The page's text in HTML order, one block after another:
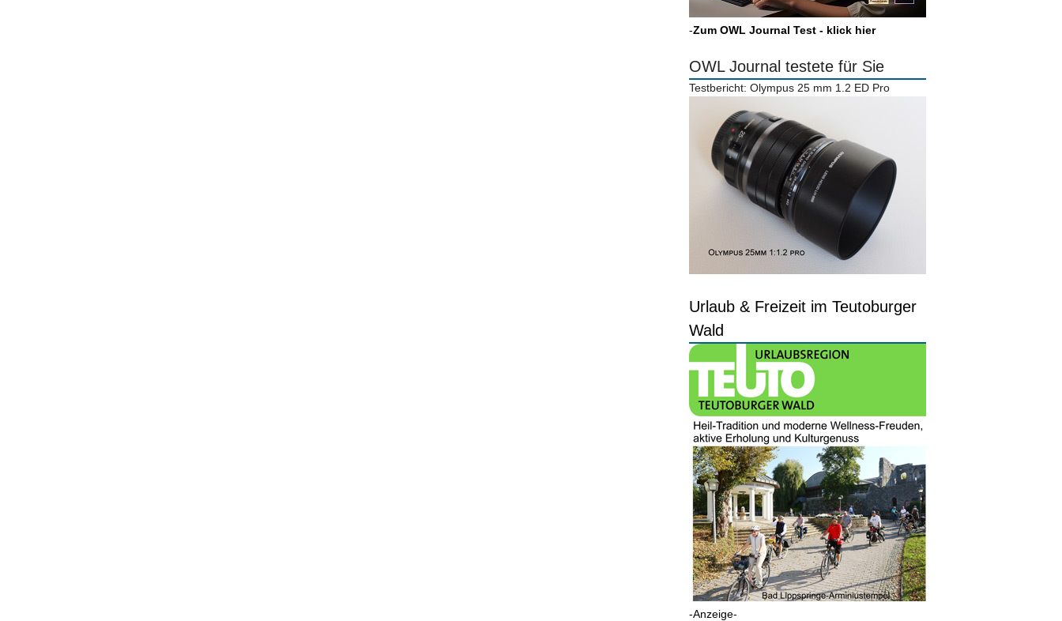
-Zum OWL Journal Test - klick hier
OWL Journal testete für Sie
Testbericht: Olympus 25 mm 1.2 ED Pro
Urlaub & Freizeit im Teutoburger
Wald
-Anzeige-